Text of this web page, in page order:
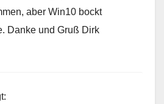
aber Win10 bockt
Danke und Gruß Dirk